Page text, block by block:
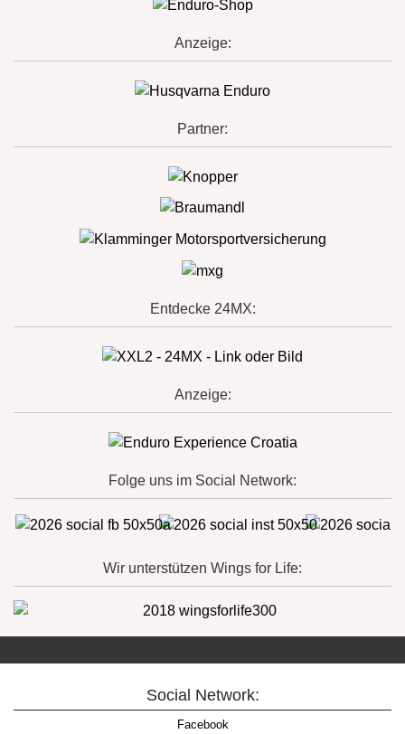
Anzeige:
Partner:
Entdecke 24MX:
Anzeige:
Folge uns im Social Network:
Wir unterstützen Wings for Life:
Social Network:
Facebook